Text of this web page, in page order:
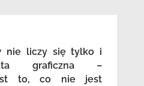
nie liczy się tylko i
graficzna –
to, co nie jest